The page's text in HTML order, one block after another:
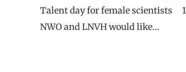
Talent day for female scientists
NWO and LNVH would like…